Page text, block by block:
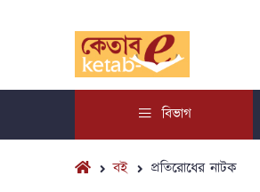
বিভাগ
বই প্রতিরোধের নাটক